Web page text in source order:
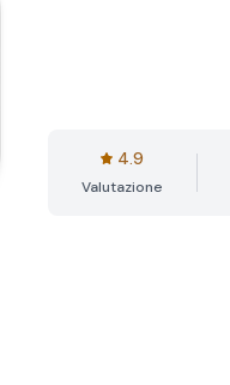
4.9
Valutazione